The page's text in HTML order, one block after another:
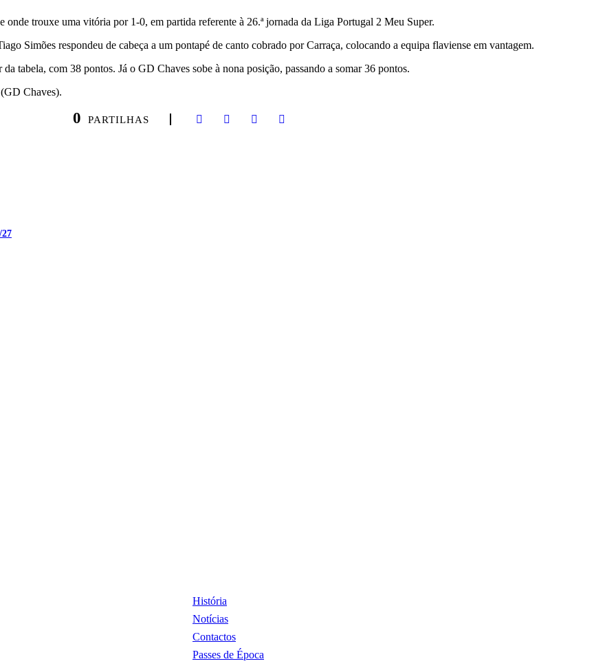
trouxe uma vitória por 1-0, em partida referente à 26.ª jornada da Liga Portugal 2 Meu Super.
Simões respondeu de cabeça a um pontapé de canto cobrado por Carraça, colocando a equipa flaviense em vantagem.
tabela, com 38 pontos. Já o GD Chaves sobe à nona posição, passando a somar 36 pontos.
Chaves).
0 PARTILHAS
História
Notícias
Contactos
Passes de Época